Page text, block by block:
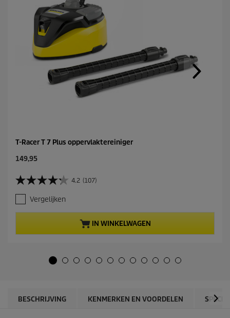
T-Racer T 7 Plus oppervlaktereiniger
C
r
e
n
t
r
149,95
4.2 (107)
4
.
2
v
Vergelijken
IN WINKELWAGEN
BESCHRIJVING KENMERKEN EN VOORDELEN